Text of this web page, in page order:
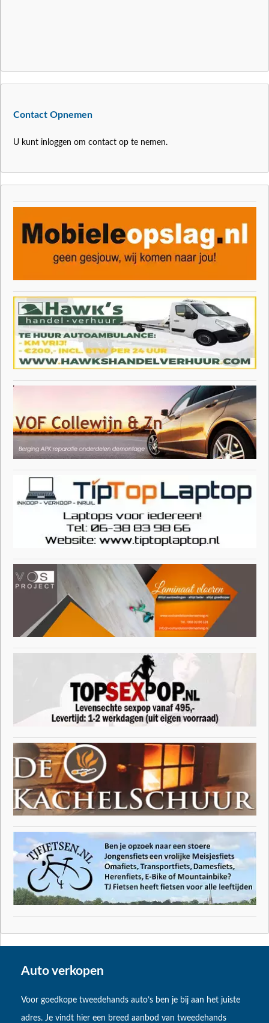
Contact Opnemen
U kunt inloggen om contact op te nemen.
Auto verkopen
Voor goedkope tweedehands auto’s ben je bij aan het juiste
adres. Je vindt hier een breed aanbod van tweedehands